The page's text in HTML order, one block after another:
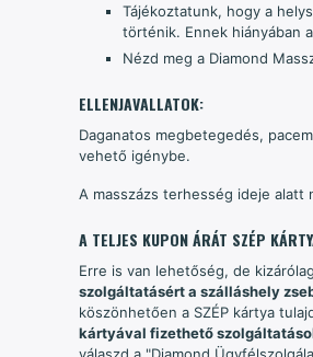
Tájékoztatunk, hogy a
történik. Ennek hiányában
Nézd meg a Diamond
ELLENJAVALLATOK:
Daganatos megbetegedés,
vehető igénybe.
A masszázs terhesség ideje alatt
A TELJES KUPON ÁRÁT SZÉP
Erre is van lehetőség, de
szolgáltatásért a szálláshely
köszönhetően a SZÉP kártya
kártyával fizethető
válaszd a "Diamond